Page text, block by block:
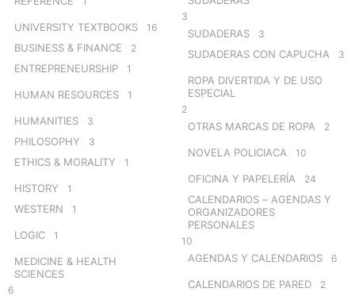
UNIVERSITY TEXTBOOKS 16
BUSINESS & FINANCE 2
ENTREPRENEURSHIP 1
HUMAN RESOURCES 1
HUMANITIES 3
PHILOSOPHY 3
ETHICS & MORALITY 1
HISTORY 1
WESTERN 1
LOGIC 1
MEDICINE & HEALTH
SCIENCES
6
3
SUDADERAS 3
SUDADERAS CON CAPUCHA 3
ROPA DIVERTIDA Y DE USO
ESPECIAL
2
OTRAS MARCAS DE ROPA 2
NOVELA POLICIACA 10
OFICINA Y PAPELERÍA 24
CALENDARIOS – AGENDAS Y
ORGANIZADORES
PERSONALES
10
AGENDAS Y CALENDARIOS 6
CALENDARIOS DE PARED 2